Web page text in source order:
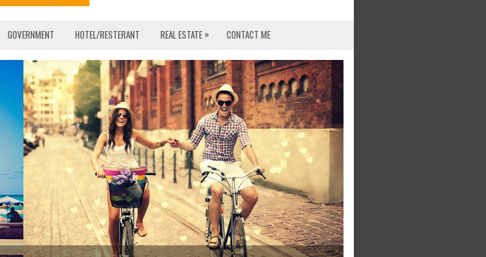
GOVERNMENT HOTEL/RESTERANT REAL ESTATE » CONTACT ME